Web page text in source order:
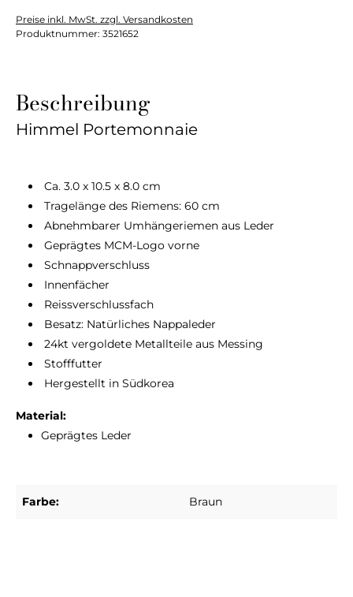
Preise inkl. MwSt. zzgl. Versandkosten
Produktnummer: 3521652
Beschreibung
Himmel Portemonnaie
Ca. 3.0 x 10.5 x 8.0 cm
Tragelänge des Riemens: 60 cm
Abnehmbarer Umhängeriemen aus Leder
Geprägtes MCM-Logo vorne
Schnappverschluss
Innenfächer
Reissverschlussfach
Besatz: Natürliches Nappaleder
24kt vergoldete Metallteile aus Messing
Stofffutter
Hergestellt in Südkorea
Material:
Geprägtes Leder
Farbe: Braun